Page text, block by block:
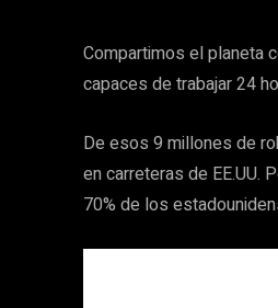
Compartimos el planeta
capaces de trabajar 24
De esos 9 millones de
en carreteras de EE.UU.
70% de los